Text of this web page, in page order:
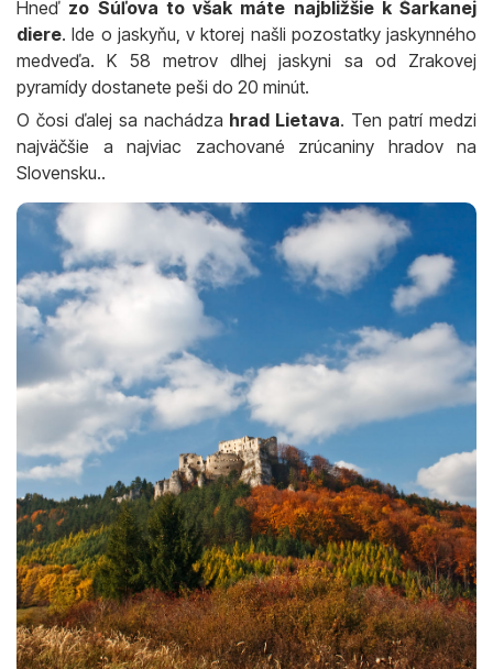
Hneď zo Súľova to však máte najbližšie k Šarkanej
diere. Ide o jaskyňu, v ktorej našli pozostatky jaskynného
medveďa. K 58 metrov dlhej jaskyni sa od Zrakovej
pyramídy dostanete peši do 20 minút.
O čosi ďalej sa nachádza hrad Lietava. Ten patrí medzi
najväčšie a najviac zachované zrúcaniny hradov na
Slovensku..